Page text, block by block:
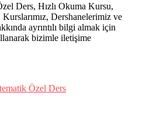
Ders, Hızlı Okuma Kursu,
Dershanelerimiz ve
ayrıntılı bilgi almak için
bizimle iletişime
Özel Ders